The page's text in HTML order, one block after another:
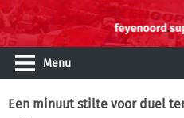
Menu
Een minuut stilte voor duel